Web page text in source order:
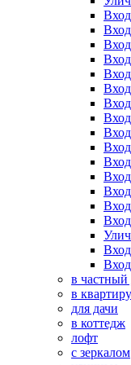
в частный
в квартиру
для дачи
в коттедж
лофт
с зеркалом